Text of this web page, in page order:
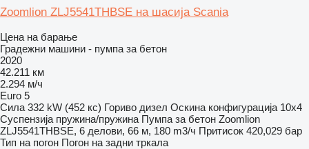
Zoomlion ZLJ5541THBSE на шасија Scania
Цена на барање
Градежни машини - пумпа за бетон
2020
42.211 км
2.294 м/ч
Euro 5
Сила 332 kW (452 кс) Гориво дизел Оскина конфигурација 10x4
Суспензија пружина/пружина Пумпа за бетон Zoomlion
ZLJ5541THBSE, 6 делови, 66 м, 180 m3/ч Притисок 420,029 бар
Тип на погон Погон на задни тркала